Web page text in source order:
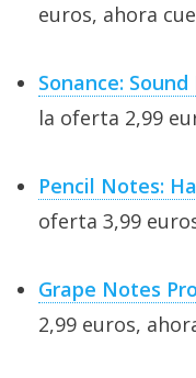
euros, ahora
Sonance:
la oferta 2,99
Pencil Notes:
oferta 3,99
Grape Notes Pro
2,99 euros,